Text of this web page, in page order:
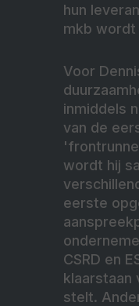
hun
mkb wordt
Voor
inmiddels
van de
wordt hij
eerste
CSRD en
klaarstaan
stelt.